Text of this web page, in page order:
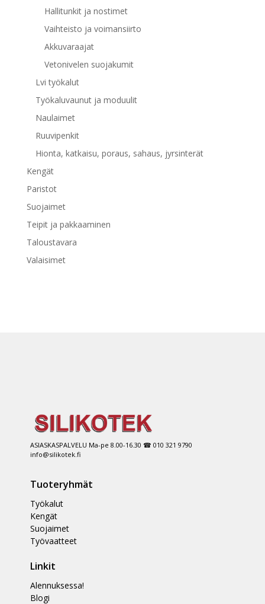
Hallitunkit ja nostimet
Vaihteisto ja voimansiirto
Akkuvaraajat
Vetonivelen suojakumit
Lvi työkalut
Työkaluvaunut ja moduulit
Naulaimet
Ruuvipenkit
Hionta, katkaisu, poraus, sahaus, jyrsinterät
Kengät
Paristot
Suojaimet
Teipit ja pakkaaminen
Taloustavara
Valaisimet
ASIASKASPALVELU Ma-pe 8.00-16.30 ☎ 010 321 9790
info@silikotek.fi
Tuoteryhmät
Työkalut
Kengät
Suojaimet
Työvaatteet
Linkit
Alennuksessa!
Blogi